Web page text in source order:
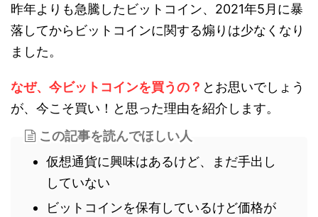
昨年よりも急騰したビットコイン、2021年5月に暴
落してからビットコインに関する煽りは少なくなり
ました。
なぜ、今ビットコインを買うの？ とお思いでしょう
が、今こそ買い！と思った理由を紹介します。
この記事を読んでほしい人
仮想通貨に興味はあるけど、まだ手出し
していない
ビットコインを保有しているけど価格が